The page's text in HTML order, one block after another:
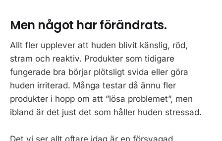
Men något har förändrats.
Allt fler upplever att huden blivit känslig, röd,
stram och reaktiv. Produkter som tidigare
fungerade bra börjar plötsligt svida eller göra
huden irriterad. Många testar då ännu fler
produkter i hopp om att ”lösa problemet”, men
ibland är det just det som håller huden stressad.
Det vi ser allt oftare idag är en försvagad